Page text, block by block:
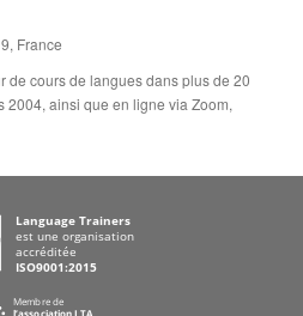
France
de cours de langues dans plus de 20
2004, ainsi que en ligne via Zoom,